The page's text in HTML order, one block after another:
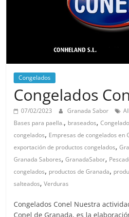
Congelados
Congelados
07/02/2023 Granada Sabor
Bases para paella., braseados,
congelados, Empresas de congelados en
exportación de productos congelados,
Granada Sabores,GranadaSabor,
congelados, productos de Granada,
salteados,Verduras
Congelados Conel Nuestra
Conel de Granada, es la